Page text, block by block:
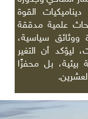
القوة
مدققة
التغير
محفزًا